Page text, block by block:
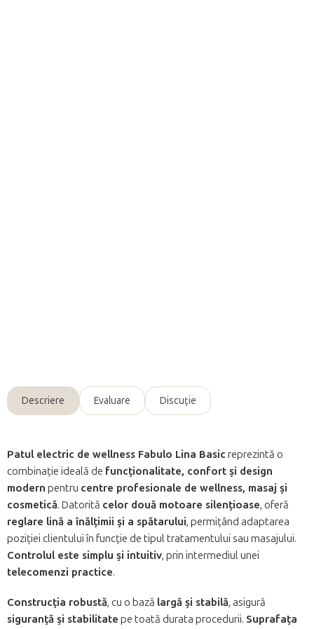
Descriere Evaluare Discuţie
Patul electric de wellness Fabulo Lina Basic reprezintă o
combinație ideală de funcționalitate, confort și design
modern pentru centre profesionale de wellness, masaj și
cosmetică. Datorită celor două motoare silențioase, oferă
reglare lină a înălțimii și a spătarului, permițând adaptarea
poziției clientului în funcție de tipul tratamentului sau masajului.
Controlul este simplu și intuitiv, prin intermediul unei
telecomenzi practice.
Construcția robustă, cu o bază largă și stabilă, asigură
siguranță și stabilitate pe toată durata procedurii. Suprafața